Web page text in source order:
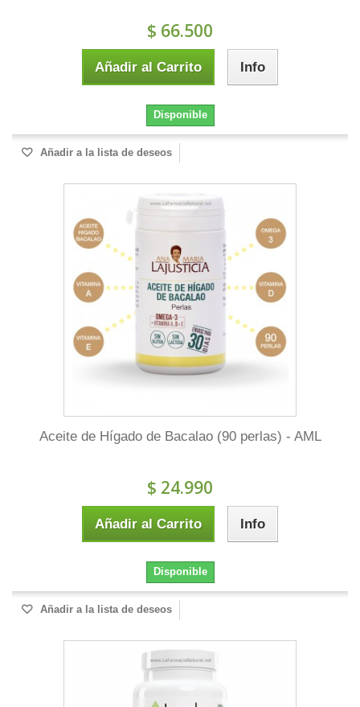
$ 66.500
Añadir al Carrito Info
Disponible
Añadir a la lista de deseos
Aceite de Hígado de Bacalao (90 perlas) - AML
$ 24.990
Añadir al Carrito Info
Disponible
Añadir a la lista de deseos